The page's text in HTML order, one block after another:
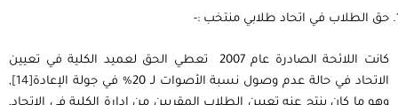
حق الطلاب في اتحاد طلابي منتخب :-
كانت اللائحة الصادرة عام 2007 تعطي الحق لعميد الكلية في تعيين
الاتحاد في حالة عدم وصول نسبة الأصوات لـ 20% في جولة الإعادة
[14]
,